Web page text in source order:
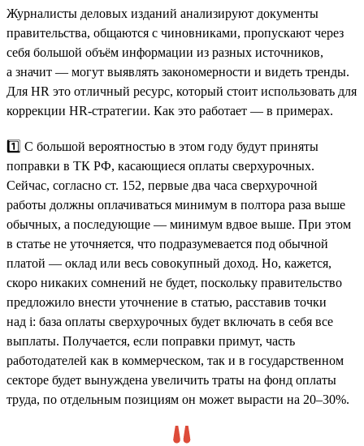
Журналисты деловых изданий анализируют документы
правительства, общаются с чиновниками, пропускают через
себя большой объём информации из разных источников,
а значит — могут выявлять закономерности и видеть тренды.
Для HR это отличный ресурс, который стоит использовать для
коррекции HR-стратегии. Как это работает — в примерах.
1️⃣ С большой вероятностью в этом году будут приняты
поправки в ТК РФ, касающиеся оплаты сверхурочных.
Сейчас, согласно ст. 152, первые два часа сверхурочной
работы должны оплачиваться минимум в полтора раза выше
обычных, а последующие — минимум вдвое выше. При этом
в статье не уточняется, что подразумевается под обычной
платой — оклад или весь совокупный доход. Но, кажется,
скоро никаких сомнений не будет, поскольку правительство
предложило внести уточнение в статью, расставив точки
над i: база оплаты сверхурочных будет включать в себя все
выплаты. Получается, если поправки примут, часть
работодателей как в коммерческом, так и в государственном
секторе будет вынуждена увеличить траты на фонд оплаты
труда, по отдельным позициям он может вырасти на 20–30%.